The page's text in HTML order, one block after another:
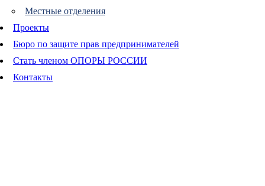
Местные отделения
Проекты
Бюро по защите прав предпринимателей
Стать членом ОПОРЫ РОССИИ
Контакты